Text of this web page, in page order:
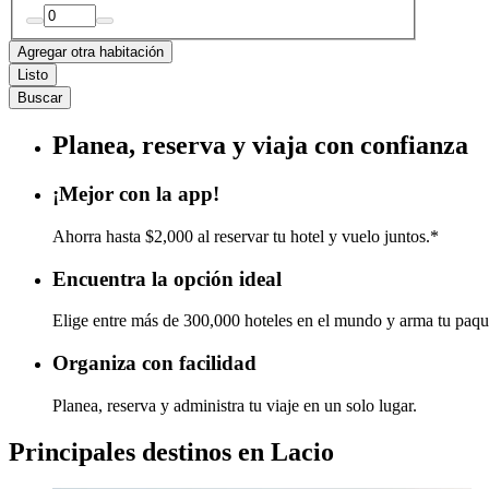
Agregar otra habitación
Listo
Buscar
Planea, reserva y viaja con confianza
¡Mejor con la app!
Ahorra hasta $2,000 al reservar tu hotel y vuelo juntos.*
Encuentra la opción ideal
Elige entre más de 300,000 hoteles en el mundo y arma tu
Organiza con facilidad
Planea, reserva y administra tu viaje en un solo lugar.
Principales destinos en Lacio